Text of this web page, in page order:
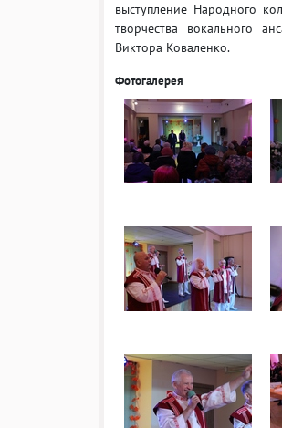
выступление Народного
творчества вокального
Виктора Коваленко.
Фотогалерея